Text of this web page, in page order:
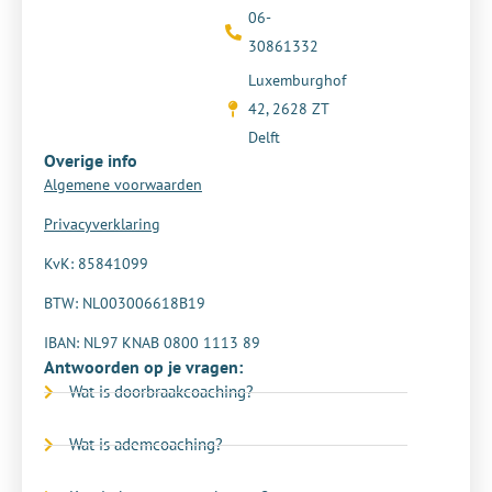
06-
30861332
Luxemburghof
42, 2628 ZT
Delft
Overige info
Algemene voorwaarden
Privacyverklaring
KvK: 85841099
BTW: NL003006618B19
IBAN: NL97 KNAB 0800 1113 89
Antwoorden op je vragen:
Wat is doorbraakcoaching?
Wat is ademcoaching?